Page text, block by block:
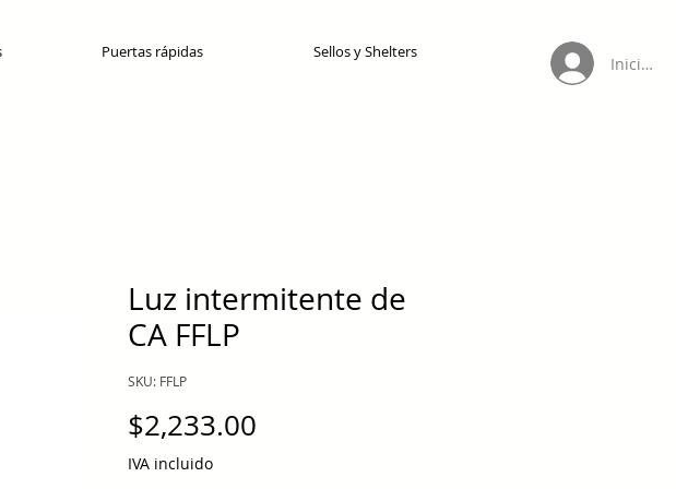
Puertas rápidas Sellos y Shelters
Iniciar
Luz intermitente de
CA FFLP
SKU: FFLP
$2,233.00
IVA incluido